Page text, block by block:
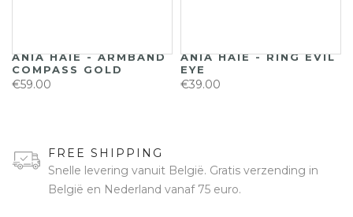
ANIA HAIE - ARMBAND
COMPASS GOLD
€59.00
ANIA HAIE - RING EVIL
EYE
€39.00
FREE SHIPPING
Snelle levering vanuit België. Gratis verzending in
België en Nederland vanaf 75 euro.